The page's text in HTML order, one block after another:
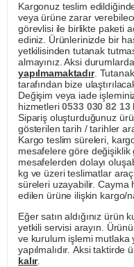
Kargonuz teslim
veya ürüne zarar
görevlisi ile birlikte paketi
ediniz. Ürünlerinizde bir
yetkilisinden tutanak
almayınız. Aksi
yapılmamaktadır.
tarafından bize
Değişim veya iade
hizmetleri0533 030 82 13
Sipariş oluşturduğunuz
gösterilen tarih / tarihler
Kargo teslim süreleri,
mesafelere göre değişiklik
mesafelerden dolayı
kg ve üzeri teslimatlar
süreleri uzayabilir. Cayma
edilen ürüne ilişkin kargo/
Eğer satın aldığınız ürün
yetkili servisi arayın.
ve kurulum işlemi mutlaka
yapılmalıdır. Aksi taktirde
kalır.